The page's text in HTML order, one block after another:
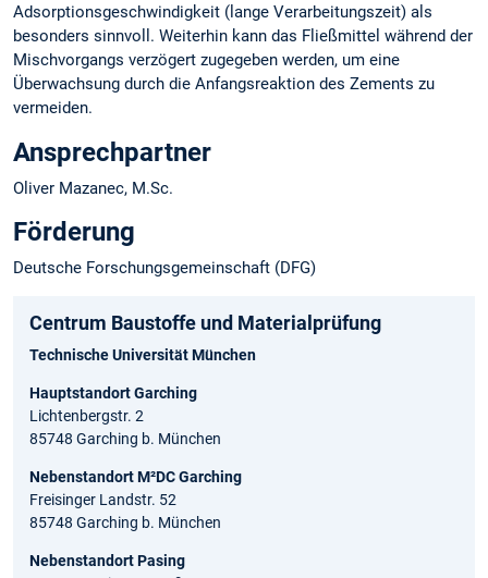
Adsorptionsgeschwindigkeit (lange Verarbeitungszeit) als
besonders sinnvoll. Weiterhin kann das Fließmittel während der
Mischvorgangs verzögert zugegeben werden, um eine
Überwachsung durch die Anfangsreaktion des Zements zu
vermeiden.
Ansprechpartner
Oliver Mazanec, M.Sc.
Förderung
Deutsche Forschungsgemeinschaft (DFG)
Centrum Baustoffe und Materialprüfung
Technische Universität München
Hauptstandort Garching
Lichtenbergstr. 2
85748 Garching b. München
Nebenstandort M²DC Garching
Freisinger Landstr. 52
85748 Garching b. München
Nebenstandort Pasing